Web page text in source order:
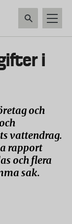
i
och
vattendrag.
rapport
och flera
sak.